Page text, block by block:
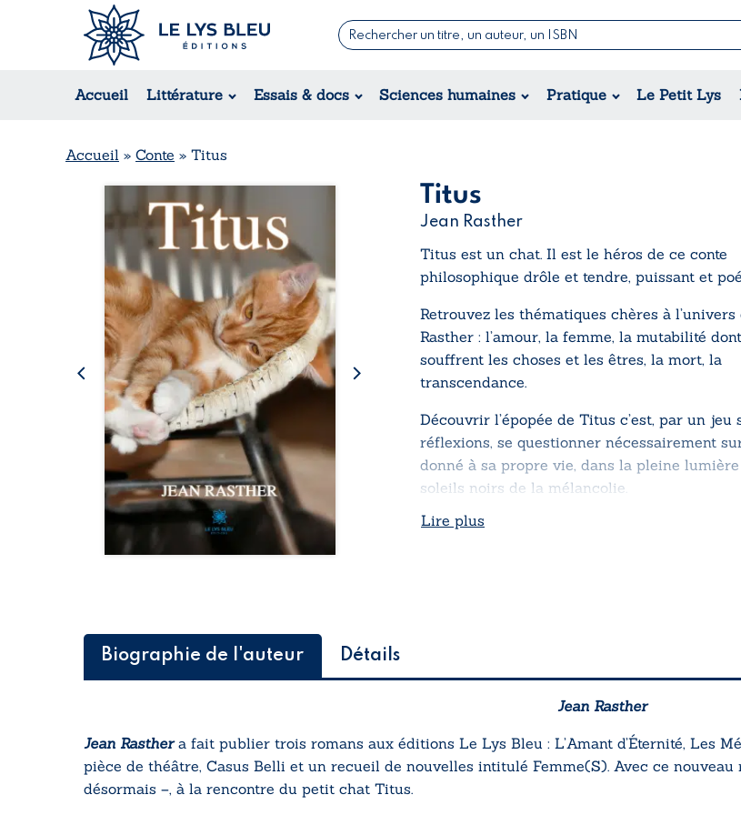
Accueil Littérature Essais & docs Sciences humaines Pratique Le Petit Lys
Romans
Suspense / Thriller / Policier
Romance
Jeunesse
Nouvelles
Théâtre
Accueil » Conte » Titus
Titus
Jean Rasther
Titus est un chat. Il est le héros de ce conte
philosophique drôle et tendre, puissant et
Retrouvez les thématiques chères à l’univers
Rasther : l’amour, la femme, la mutabilité dont
souffrent les choses et les êtres, la mort, la
transcendance.
Découvrir l’épopée de Titus c’est, par un jeu
réflexions, se questionner nécessairement
donné à sa propre vie, dans la pleine lumière
soleils noirs de la mélancolie.
Lire plus
Biographie de l'auteur Détails
Jean Rasther
Jean Rasthera fait publier trois romans aux éditions Le Lys Bleu : L’Amant d’Éternité, Les
pièce de théâtre, Casus Belli et un recueil de nouvelles intitulé Femme(S). Avec ce
désormais –, à la rencontre du petit chat Titus.